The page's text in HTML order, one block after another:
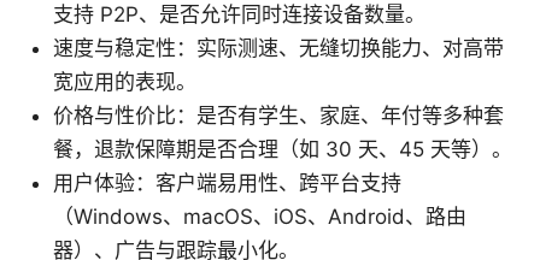
支持 P2P、是否允许同时连接设备数量。
速度与稳定性：实际测速、无缝切换能力、对高带
宽应用的表现。
价格与性价比：是否有学生、家庭、年付等多种套
餐，退款保障期是否合理（如 30 天、45 天等）。
用户体验：客户端易用性、跨平台支持
（Windows、macOS、iOS、Android、路由
器）、广告与跟踪最小化。